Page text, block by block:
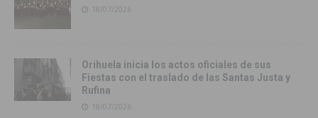
18/07/2026
Orihuela inicia los actos oficiales de sus
Fiestas con el traslado de las Santas Justa y
Rufina
18/07/2026